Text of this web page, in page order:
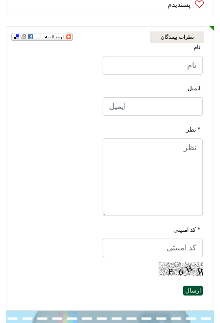
نظرات بینندگان
نام
ایمیل
* نظر
* کد امنیتی